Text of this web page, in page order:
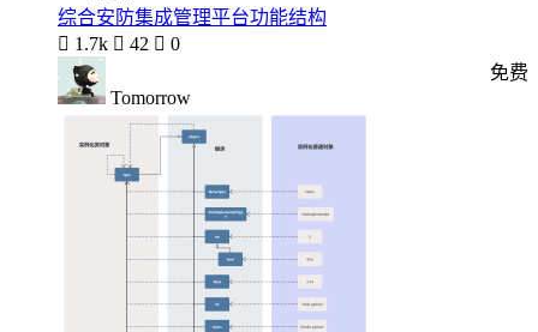
综合安防集成管理平台功能结构
 1.7k  42  0
Tomorrow
免费